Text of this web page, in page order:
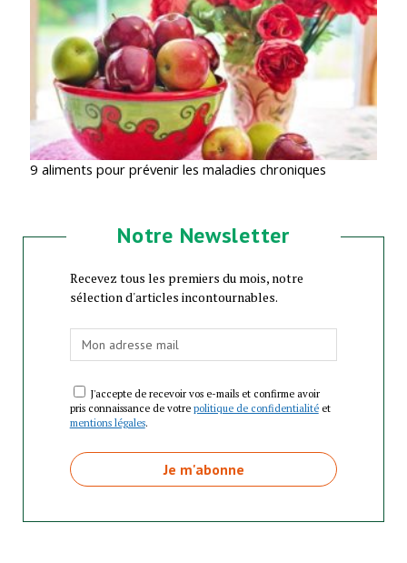
9 aliments pour prévenir les maladies chroniques
Notre Newsletter
Recevez tous les premiers du mois, notre
sélection d'articles incontournables.
J'accepte de recevoir vos e-mails et confirme avoir
pris connaissance de votre politique de confidentialitéet
mentions légales.